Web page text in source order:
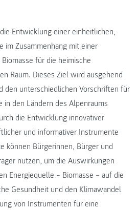
Entwicklung einer einheitlichen,
im Zusammenhang mit einer
für die heimische
Raum. Dieses Ziel wird ausgehend
den unterschiedlichen Vorschriften für
in den Ländern des Alpenraums
die Entwicklung innovativer
und informativer Instrumente
können Bürgerinnen, Bürger und
nutzen, um die Auswirkungen
Energiequelle – Biomasse – auf die
Gesundheit und den Klimawandel
von Instrumenten für eine